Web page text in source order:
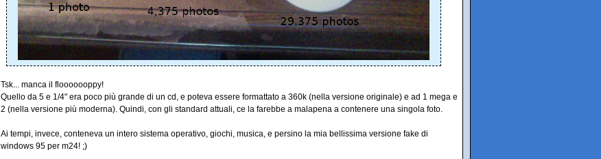
Tsk... manca il flooooooppy!
Quello da 5 e 1/4" era poco più grande di un cd, e poteva essere formattato a 360k (nella versione originale) e ad 1 mega e
2 (nella versione più moderna). Quindi, con gli standard attuali, ce la farebbe a malapena a contenere una singola foto.
Ai tempi, invece, conteneva un intero sistema operativo, giochi, musica, e persino la mia bellissima versione fake di
windows 95 per m24! ;)